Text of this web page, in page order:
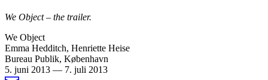
We Object – the trailer.
We Object
Emma Hedditch, Henriette Heise
Bureau Publik, København
5. juni 2013 — 7. juli 2013